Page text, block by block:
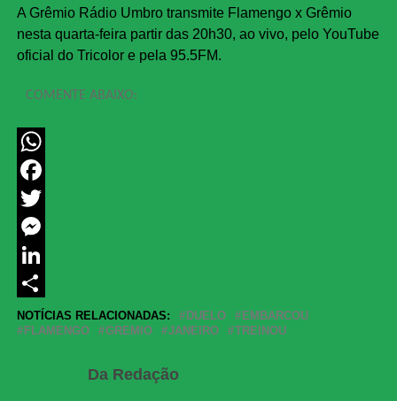
A Grêmio Rádio Umbro transmite Flamengo x Grêmio
nesta quarta-feira partir das 20h30, ao vivo, pelo YouTube
oficial do Tricolor e pela 95.5FM.
COMENTE ABAIXO:
WhatsApp
Facebook
Twitter
Messenger
LinkedIn
Share
NOTÍCIAS RELACIONADAS: DUELO
EMBARCOU
FLAMENGO
GREMIO JANEIRO TREINOU
Da Redação